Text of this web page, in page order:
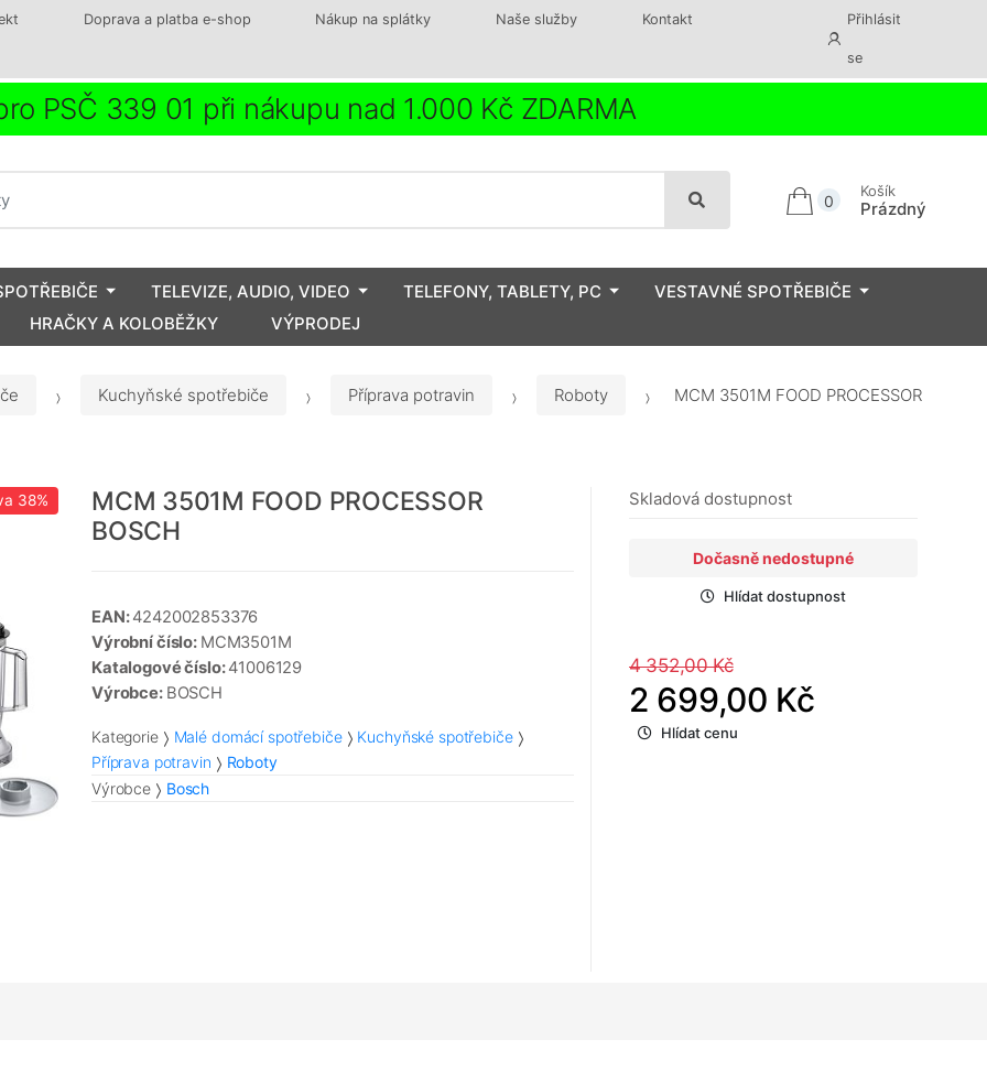
Doprava a platba e-shop Nákup na splátky Naše služby Kontakt Přihlásit
se
PSČ 339 01 při nákupu nad 1.000 Kč ZDARMA
0
Košík
Prázdný
TELEVIZE, AUDIO, VIDEO TELEFONY, TABLETY, PC
VESTAVNÉ SPOTŘEBIČE
HRAČKY A KOLOBĚŽKY
VÝPRODEJ
Kuchyňské spotřebiče Příprava potravin Roboty MCM 3501M FOOD PROCESSOR
38%
MCM 3501M FOOD PROCESSOR
BOSCH
EAN:4242002853376
Výrobní číslo: MCM3501M
Katalogové číslo:41006129
Výrobce: BOSCH
Kategorie Malé domácí spotřebiče
Kuchyňské spotřebiče
Příprava potravin
Roboty
Výrobce
Bosch
Skladová dostupnost
Dočasně nedostupné
Hlídat dostupnost
4 352,00 Kč
2 699,00 Kč
Hlídat cenu